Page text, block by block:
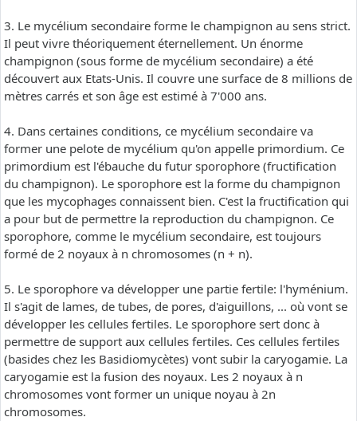
3. Le mycélium secondaire forme le champignon au sens strict.
Il peut vivre théoriquement éternellement. Un énorme
champignon (sous forme de mycélium secondaire) a été
découvert aux Etats-Unis. Il couvre une surface de 8 millions de
mètres carrés et son âge est estimé à 7'000 ans.
4. Dans certaines conditions, ce mycélium secondaire va
former une pelote de mycélium qu'on appelle primordium. Ce
primordium est l'ébauche du futur sporophore (fructification
du champignon). Le sporophore est la forme du champignon
que les mycophages connaissent bien. C'est la fructification qui
a pour but de permettre la reproduction du champignon. Ce
sporophore, comme le mycélium secondaire, est toujours
formé de 2 noyaux à n chromosomes (n + n).
5. Le sporophore va développer une partie fertile: l'hyménium.
Il s'agit de lames, de tubes, de pores, d'aiguillons, ... où vont se
développer les cellules fertiles. Le sporophore sert donc à
permettre de support aux cellules fertiles. Ces cellules fertiles
(basides chez les Basidiomycètes) vont subir la caryogamie. La
caryogamie est la fusion des noyaux. Les 2 noyaux à n
chromosomes vont former un unique noyau à 2n
chromosomes.